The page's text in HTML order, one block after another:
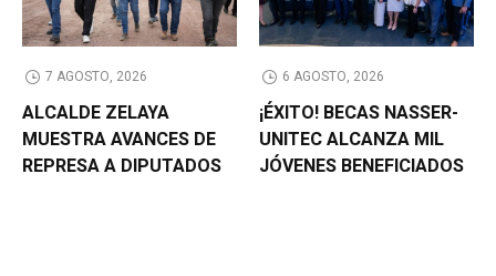
7 AGOSTO, 2026
ALCALDE ZELAYA
MUESTRA AVANCES DE
REPRESA A DIPUTADOS
6 AGOSTO, 2026
¡ÉXITO! BECAS NASSER-
UNITEC ALCANZA MIL
JÓVENES BENEFICIADOS